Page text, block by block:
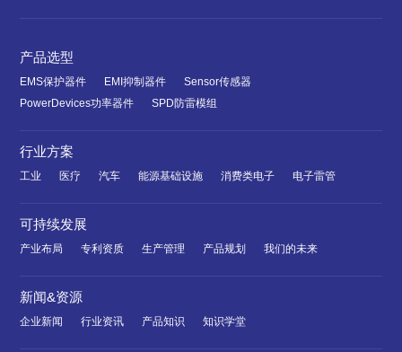
产品选型
EMS保护器件 EMI抑制器件
Sensor传感器
PowerDevices功率器件
SPD防雷模组
行业方案
工业 医疗 汽车 能源基础设施 消费类电子 电子雷管
可持续发展
产业布局 专利资质 生产管理 产品规划 我们的未来
新闻&资源
企业新闻 行业资讯 产品知识 知识学堂